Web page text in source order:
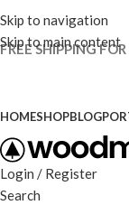
Skip to navigation
Skip to main content
FREE SHIPPING
HOMESHOPBLOG
Login / Register
Search